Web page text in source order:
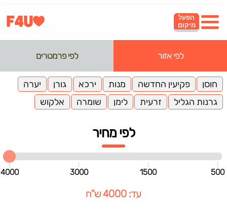
הפעל
מיקום
לפי אזור לפי פרמטרים
חוסן פקיעין החדשה מנות ירכא גורן
יערה
גרנות הגליל
זרעית לימן שומרה אלקוש
לפי מחיר
500
1500
3000
4000
עד: 4000 ש"ח